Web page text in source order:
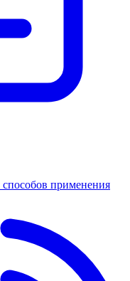
способов применения